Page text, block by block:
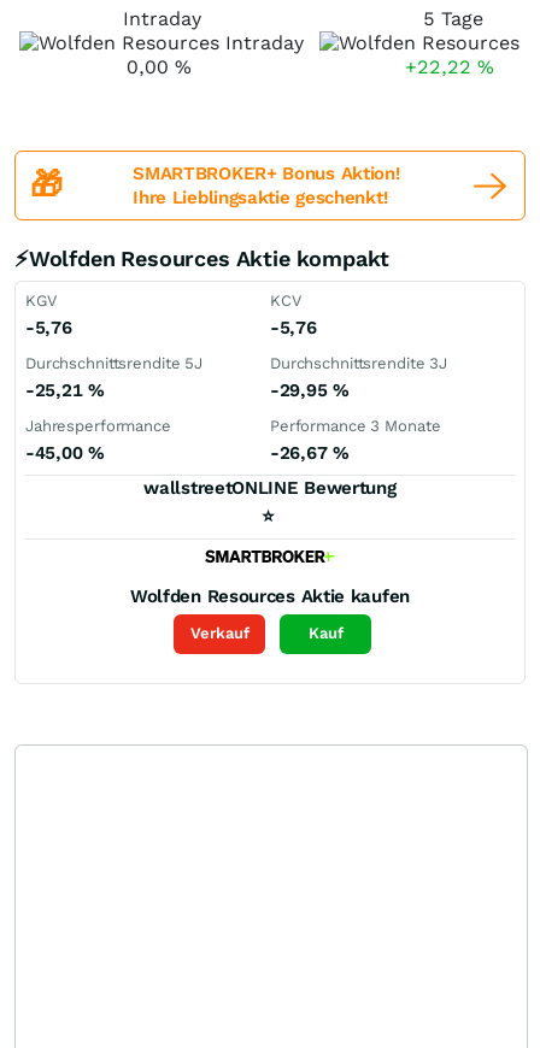
Intraday
0,00 %
5 Tage
+22,22 %
🎁
SMARTBROKER+ Bonus Aktion!
Ihre Lieblingsaktie geschenkt!
⚡Wolfden Resources Aktie kompakt
KGV
-5,76
KCV
-5,76
Durchschnittsrendite 5J
-25,21 %
Durchschnittsrendite 3J
-29,95 %
Jahresperformance
-45,00 %
Performance 3 Monate
-26,67 %
wallstreetONLINE Bewertung
⭐
Wolfden Resources Aktie kaufen
Verkauf Kauf